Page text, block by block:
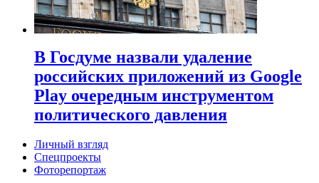
В Госдуме назвали удаление
российских приложений из Google
Play очередным инструментом
политического давления
Личный взгляд
Спецпроекты
Фоторепортаж